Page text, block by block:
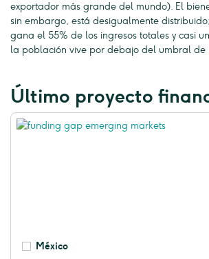
exportador más grande del mundo). El
sin embargo, está desigualmente
gana el 55% de los ingresos totales y casi
la población vive por debajo del umbral de
Último proyecto
México